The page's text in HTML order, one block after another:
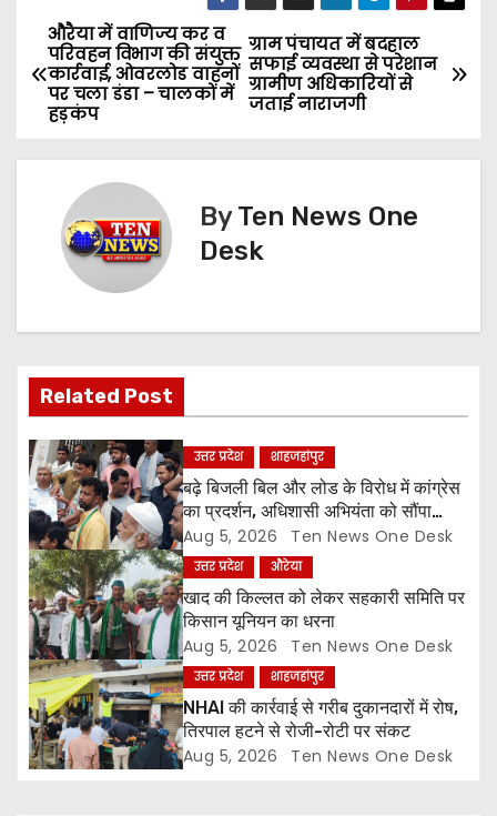
P
o
v
i
g
a
t
i
o
n
ग्राम पंचायत में बदहाल
सफाई व्यवस्था से परेशान
ग्रामीण अधिकारियों से
जताई नाराजगी
औरैया में वाणिज्य कर व
परिवहन विभाग की संयुक्त
कार्रवाई, ओवरलोड वाहनों
पर चला डंडा – चालकों में
हड़कंप
ByTen News One
Desk
Related Post
उत्तर प्रदेश शाहजहांपुर
बढ़े बिजली बिल और लोड के विरोध में कांग्रेस
का प्रदर्शन, अधिशासी अभियंता को सौंपा
ज्ञापन
Aug 5, 2026 Ten News One Desk
उत्तर प्रदेश औरेया
खाद की किल्लत को लेकर सहकारी समिति पर
किसान यूनियन का धरना
Aug 5, 2026 Ten News One Desk
उत्तर प्रदेश शाहजहांपुर
NHAI की कार्रवाई से गरीब दुकानदारों में रोष,
तिरपाल हटने से रोजी-रोटी पर संकट
Aug 5, 2026 Ten News One Desk